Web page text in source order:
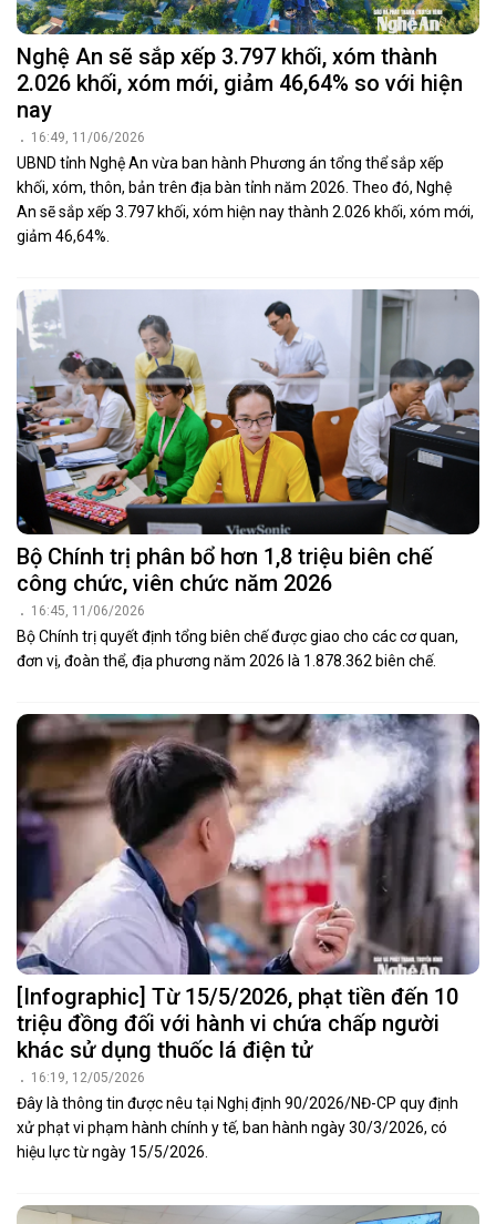
Nghệ An sẽ sắp xếp 3.797 khối, xóm thành
2.026 khối, xóm mới, giảm 46,64% so với hiện
nay
16:49, 11/06/2026
UBND tỉnh Nghệ An vừa ban hành Phương án tổng thể sắp xếp
khối, xóm, thôn, bản trên địa bàn tỉnh năm 2026. Theo đó, Nghệ
An sẽ sắp xếp 3.797 khối, xóm hiện nay thành 2.026 khối, xóm mới,
giảm 46,64%.
Bộ Chính trị phân bổ hơn 1,8 triệu biên chế
công chức, viên chức năm 2026
16:45, 11/06/2026
Bộ Chính trị quyết định tổng biên chế được giao cho các cơ quan,
đơn vị, đoàn thể, địa phương năm 2026 là 1.878.362 biên chế.
[Infographic] Từ 15/5/2026, phạt tiền đến 10
triệu đồng đối với hành vi chứa chấp người
khác sử dụng thuốc lá điện tử
16:19, 12/05/2026
Đây là thông tin được nêu tại Nghị định 90/2026/NĐ-CP quy định
xử phạt vi phạm hành chính y tế, ban hành ngày 30/3/2026, có
hiệu lực từ ngày 15/5/2026.